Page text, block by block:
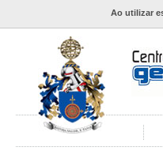
Ao utilizar